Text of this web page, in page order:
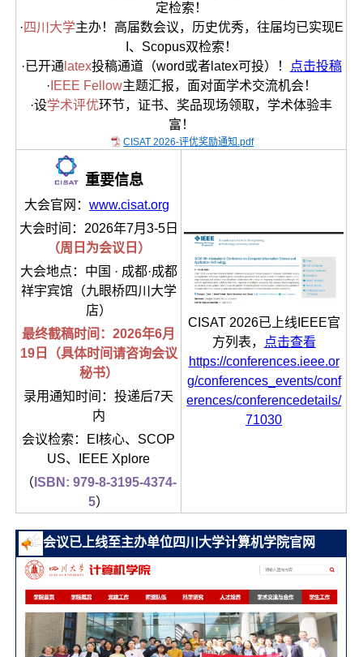
定检索！
·四川大学主办！高届数会议，历史优秀，往届均已实现E
I、Scopus双检索！
·已开通latex投稿通道（word或者latex可投）！
点击投稿
· IEEE Fellow主题汇报，面对面学术交流机会！
·设学术评优环节，证书、奖品现场领取，学术体验丰
富！
CISAT 2026-评优奖励通知.pdf
重要信息
大会官网：www.cisat.org
大会时间：2026年7月3-5日
（周日为会议日）
大会地点：中国 · 成都·成都
祥宇宾馆（九眼桥四川大学
店）
最终截稿时间：2026年6月
19日（具体时间请咨询会议
秘书）
录用通知时间：投递后7天
内
会议检索：EI核心、SCOP
US、IEEE Xplore
（ ISBN: 979-8-3195-4374-
5）
CISAT 2026已上线IEEE官
方列表，
点击查看
https://conferences.ieee.or
g/conferences_events/conf
erences/conferencedetails/
71030
会议已上线至主办单位四川大学计算机学院官网